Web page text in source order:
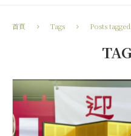
首頁 Tags Posts